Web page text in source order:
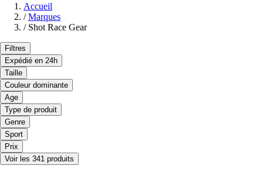
Accueil
/ Marques
/ Shot Race Gear
Filtres
Expédié en 24h
Taille
Couleur dominante
Age
Type de produit
Genre
Sport
Prix
Voir les 341 produits